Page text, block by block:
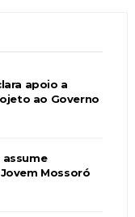
apoio a
ao Governo
assume
Mossoró